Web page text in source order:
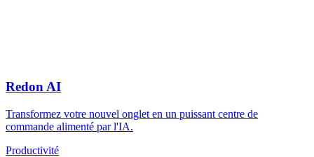
Redon AI
Transformez votre nouvel onglet en un puissant centre de
commande alimenté par l'IA.
Productivité